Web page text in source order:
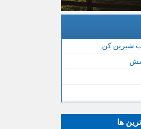
شیرین کن
ها